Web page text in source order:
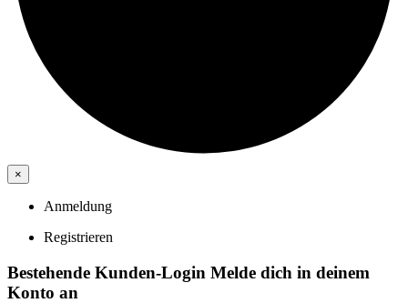
×
Anmeldung
Registrieren
Bestehende Kunden-Login Melde dich in deinem
Konto an